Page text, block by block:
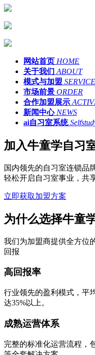
网站首页 HOME
关于我们 ABOUT
模式与加盟 SERVICE
市场前景 ORDER
合作加盟展示
新闻中心 NEWS
ai自习室系统
加入牛童学自习
国内领先的自习室连锁品
轻松开启自习室事业，共
立即获取加盟方案
为什么选择牛童
我们为加盟商提供全方位
回报
高回报率
行业领先的盈利模式，平
达35%以上。
成熟运营体系
完整的标准化运营流程，